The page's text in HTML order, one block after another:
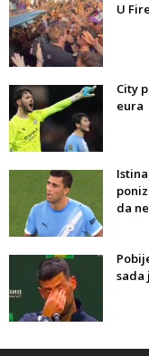
U
City
eura
da
sada